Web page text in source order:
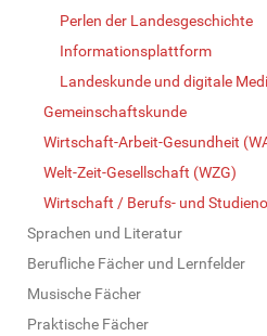
Perlen der Landesgeschichte
Informationsplattform
Landeskunde und digitale
Gemeinschaftskunde
Wirtschaft-Arbeit-Gesundheit
Welt-Zeit-Gesellschaft (WZG)
Wirtschaft / Berufs- und
Sprachen und Literatur
Berufliche Fächer und Lernfelder
Musische Fächer
Praktische Fächer